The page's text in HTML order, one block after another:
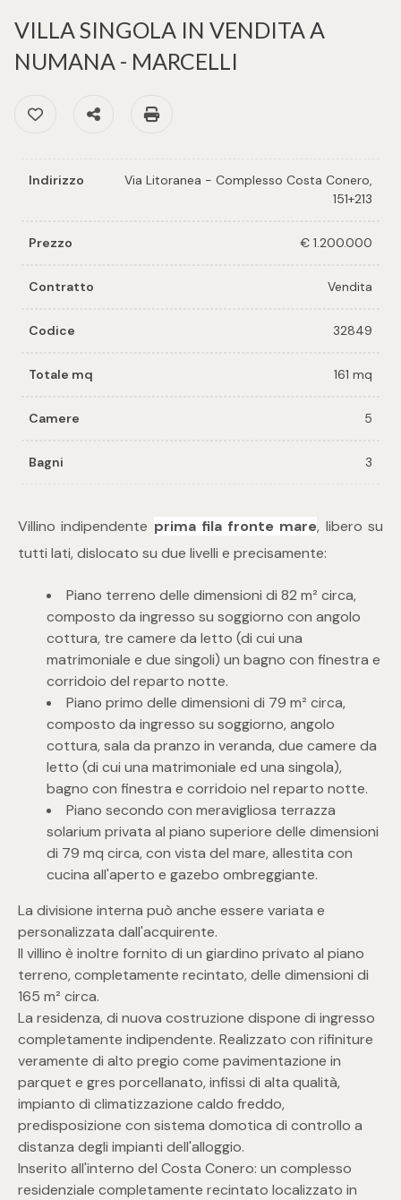
VILLA SINGOLA IN VENDITA A
NUMANA - MARCELLI
Preferiti: Cod. 32849
Condividi
Indirizzo
Via Litoranea - Complesso Costa Conero,
151+213
Prezzo € 1.200.000
Contratto Vendita
Codice 32849
Totale mq 161 mq
Camere 5
Bagni 3
Villino indipendente prima fila fronte mare, libero su
tutti lati, dislocato su due livelli e precisamente:
Piano terreno delle dimensioni di 82 m² circa,
composto da ingresso su soggiorno con angolo
cottura, tre camere da letto (di cui una
matrimoniale e due singoli) un bagno con finestra e
corridoio del reparto notte.
Piano primo delle dimensioni di 79 m² circa,
composto da ingresso su soggiorno, angolo
cottura, sala da pranzo in veranda, due camere da
letto (di cui una matrimoniale ed una singola),
bagno con finestra e corridoio nel reparto notte.
Piano secondo con meravigliosa terrazza
solarium privata al piano superiore delle dimensioni
di 79 mq circa, con vista del mare, allestita con
cucina all'aperto e gazebo ombreggiante.
La divisione interna può anche essere variata e
personalizzata dall'acquirente.
Il villino è inoltre fornito di un giardino privato al piano
terreno, completamente recintato, delle dimensioni di
165 m² circa.
La residenza, di nuova costruzione dispone di ingresso
completamente indipendente. Realizzato con rifiniture
veramente di alto pregio come pavimentazione in
parquet e gres porcellanato, infissi di alta qualità,
impianto di climatizzazione caldo freddo,
predisposizione con sistema domotica di controllo a
distanza degli impianti dell'alloggio.
Inserito all'interno del Costa Conero: un complesso
residenziale completamente recintato localizzato in
Richiedi
immobile
vendi il
Provincia
Comune
Tipologia
multiscelta
Terreni
Prezzo
Totale
mq
Locali
Qualsiasi
1
2
3